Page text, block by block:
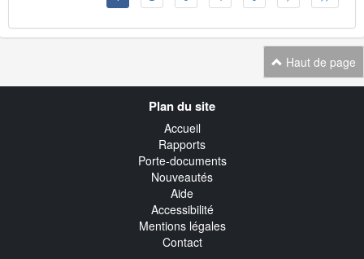
Haut de page
Plan du site
Accueil
Rapports
Porte-documents
Nouveautés
Aide
Accessibilité
Mentions légales
Contact